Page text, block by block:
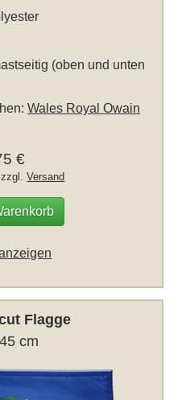
(oben und unten
Wales Royal Owain
€
zzgl.Versand
Flagge
cm